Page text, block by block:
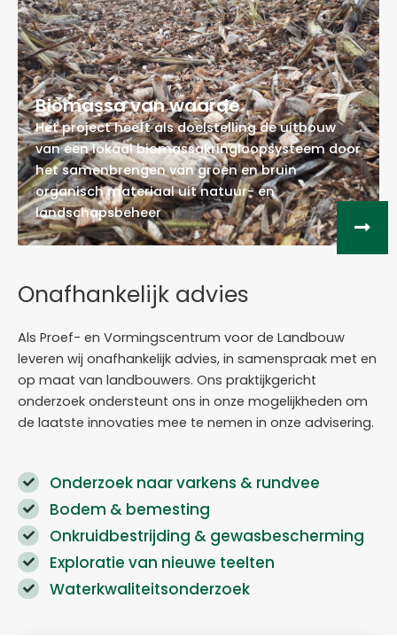
Biomassa van waarde
Het project heeft als doelstelling de uitbouw
van een lokaal biomassakringloopsysteem door
het samenbrengen van groen en bruin
organisch materiaal uit natuur- en
landschapsbeheer
Onafhankelijk advies
Als Proef- en Vormingscentrum voor de Landbouw
leveren wij onafhankelijk advies, in samenspraak met en
op maat van landbouwers. Ons praktijkgericht
onderzoek ondersteunt ons in onze mogelijkheden om
de laatste innovaties mee te nemen in onze advisering.
Onderzoek naar varkens & rundvee
Bodem & bemesting
Onkruidbestrijding & gewasbescherming
Exploratie van nieuwe teelten
Waterkwaliteitsonderzoek